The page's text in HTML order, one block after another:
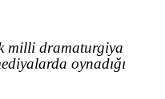
milli dramaturgiya
oynadığı